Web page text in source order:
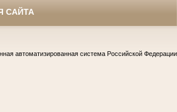
САЙТА
автоматизированная система Российской